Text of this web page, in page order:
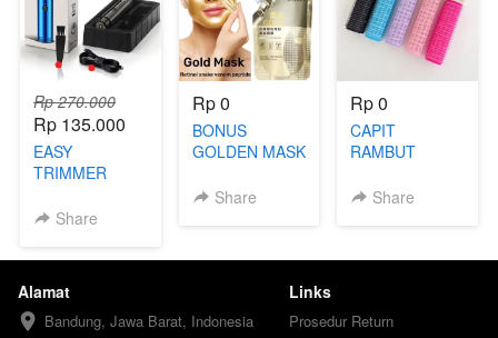
Rp 270.000
Rp 135.000
EASY
TRIMMER
Share
Rp 0
BONUS
GOLDEN MASK
Share
Rp 0
CAPIT
RAMBUT
Share
Alamat
Bandung, Jawa Barat, Indonesia
Links
Prosedur Return